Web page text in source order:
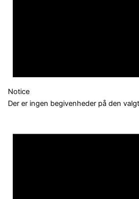
Notice
Der er ingen begivenheder på den